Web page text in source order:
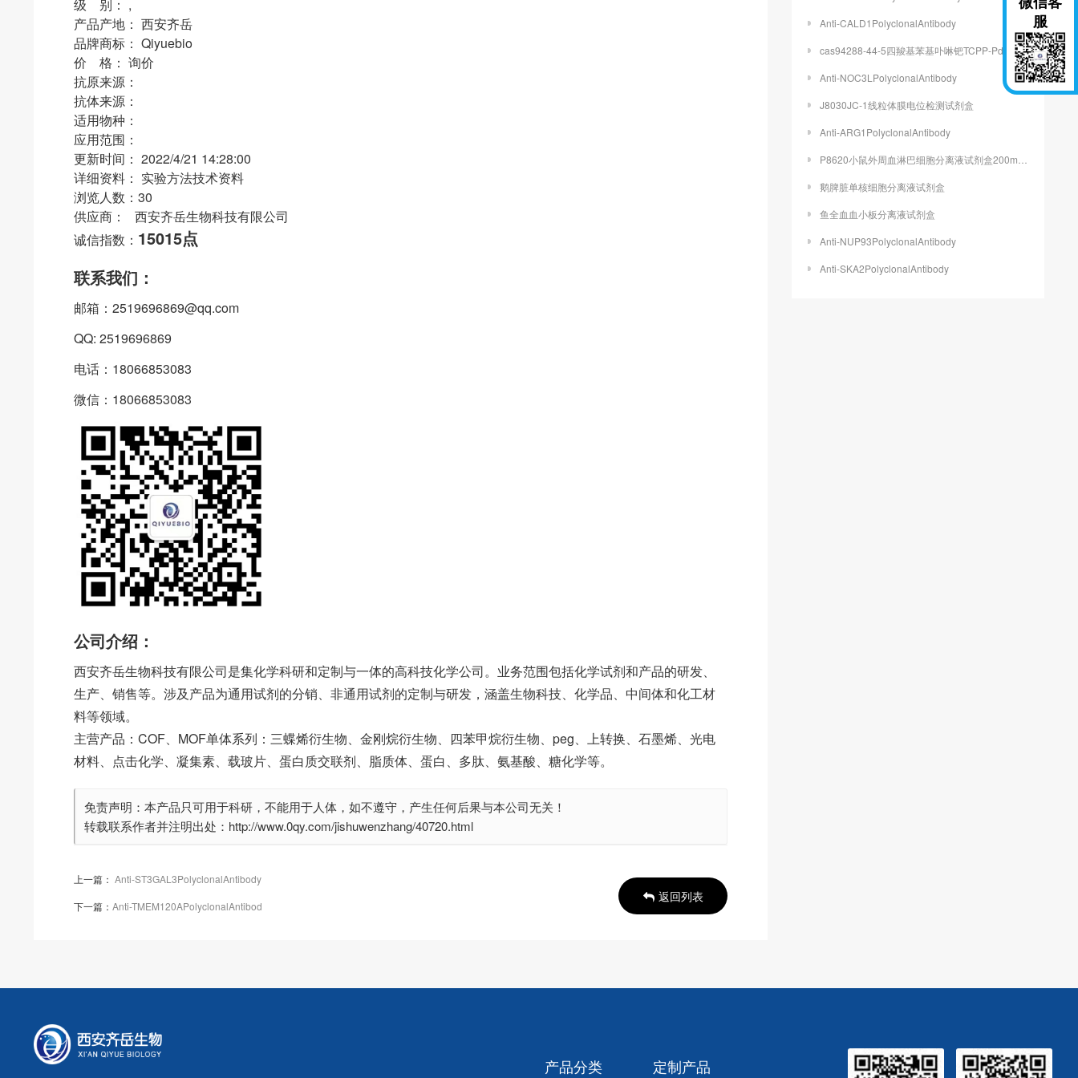
级 别： ,
产品产地： 西安齐岳
品牌商标： Qiyuebio
价 格： 询价
抗原来源：
抗体来源：
适用物种：
应用范围：
更新时间： 2022/4/21 14:28:00
详细资料： 实验方法技术资料
浏览人数：30
供应商： 西安齐岳生物科技有限公司
诚信指数： 15015点
联系我们：
邮箱：2519696869@qq.com
QQ: 2519696869
电话：18066853083
微信：18066853083
公司介绍：
西安齐岳生物科技有限公司是集化学科研和定制与一体的高科技化学公司。业务范围包括化学试剂和产品的研发、
生产、销售等。涉及产品为通用试剂的分销、非通用试剂的定制与研发，涵盖生物科技、化学品、中间体和化工材
料等领域。
主营产品：COF、MOF单体系列：三蝶烯衍生物、金刚烷衍生物、四苯甲烷衍生物、peg、上转换、石墨烯、光电
材料、点击化学、凝集素、载玻片、蛋白质交联剂、脂质体、蛋白、多肽、氨基酸、糖化学等。
免责声明：本产品只可用于科研，不能用于人体，如不遵守，产生任何后果与本公司无关！
转载联系作者并注明出处：http://www.0qy.com/jishuwenzhang/40720.html
上一篇： Anti-ST3GAL3PolyclonalAntibody
下一篇： Anti-TMEM120APolyclonalAntibod
返回列表
Anti-CALD1PolyclonalAntibody
cas94288-44-5四羧基苯基卟啉钯TCPP-Pd(2+)
Anti-NOC3LPolyclonalAntibody
J8030JC-1线粒体膜电位检测试剂盒
Anti-ARG1PolyclonalAntibody
P8620小鼠外周血淋巴细胞分离液试剂盒200ml/kit
鹅脾脏单核细胞分离液试剂盒
鱼全血血小板分离液试剂盒
Anti-NUP93PolyclonalAntibody
Anti-SKA2PolyclonalAntibody
服
产品分类 定制产品